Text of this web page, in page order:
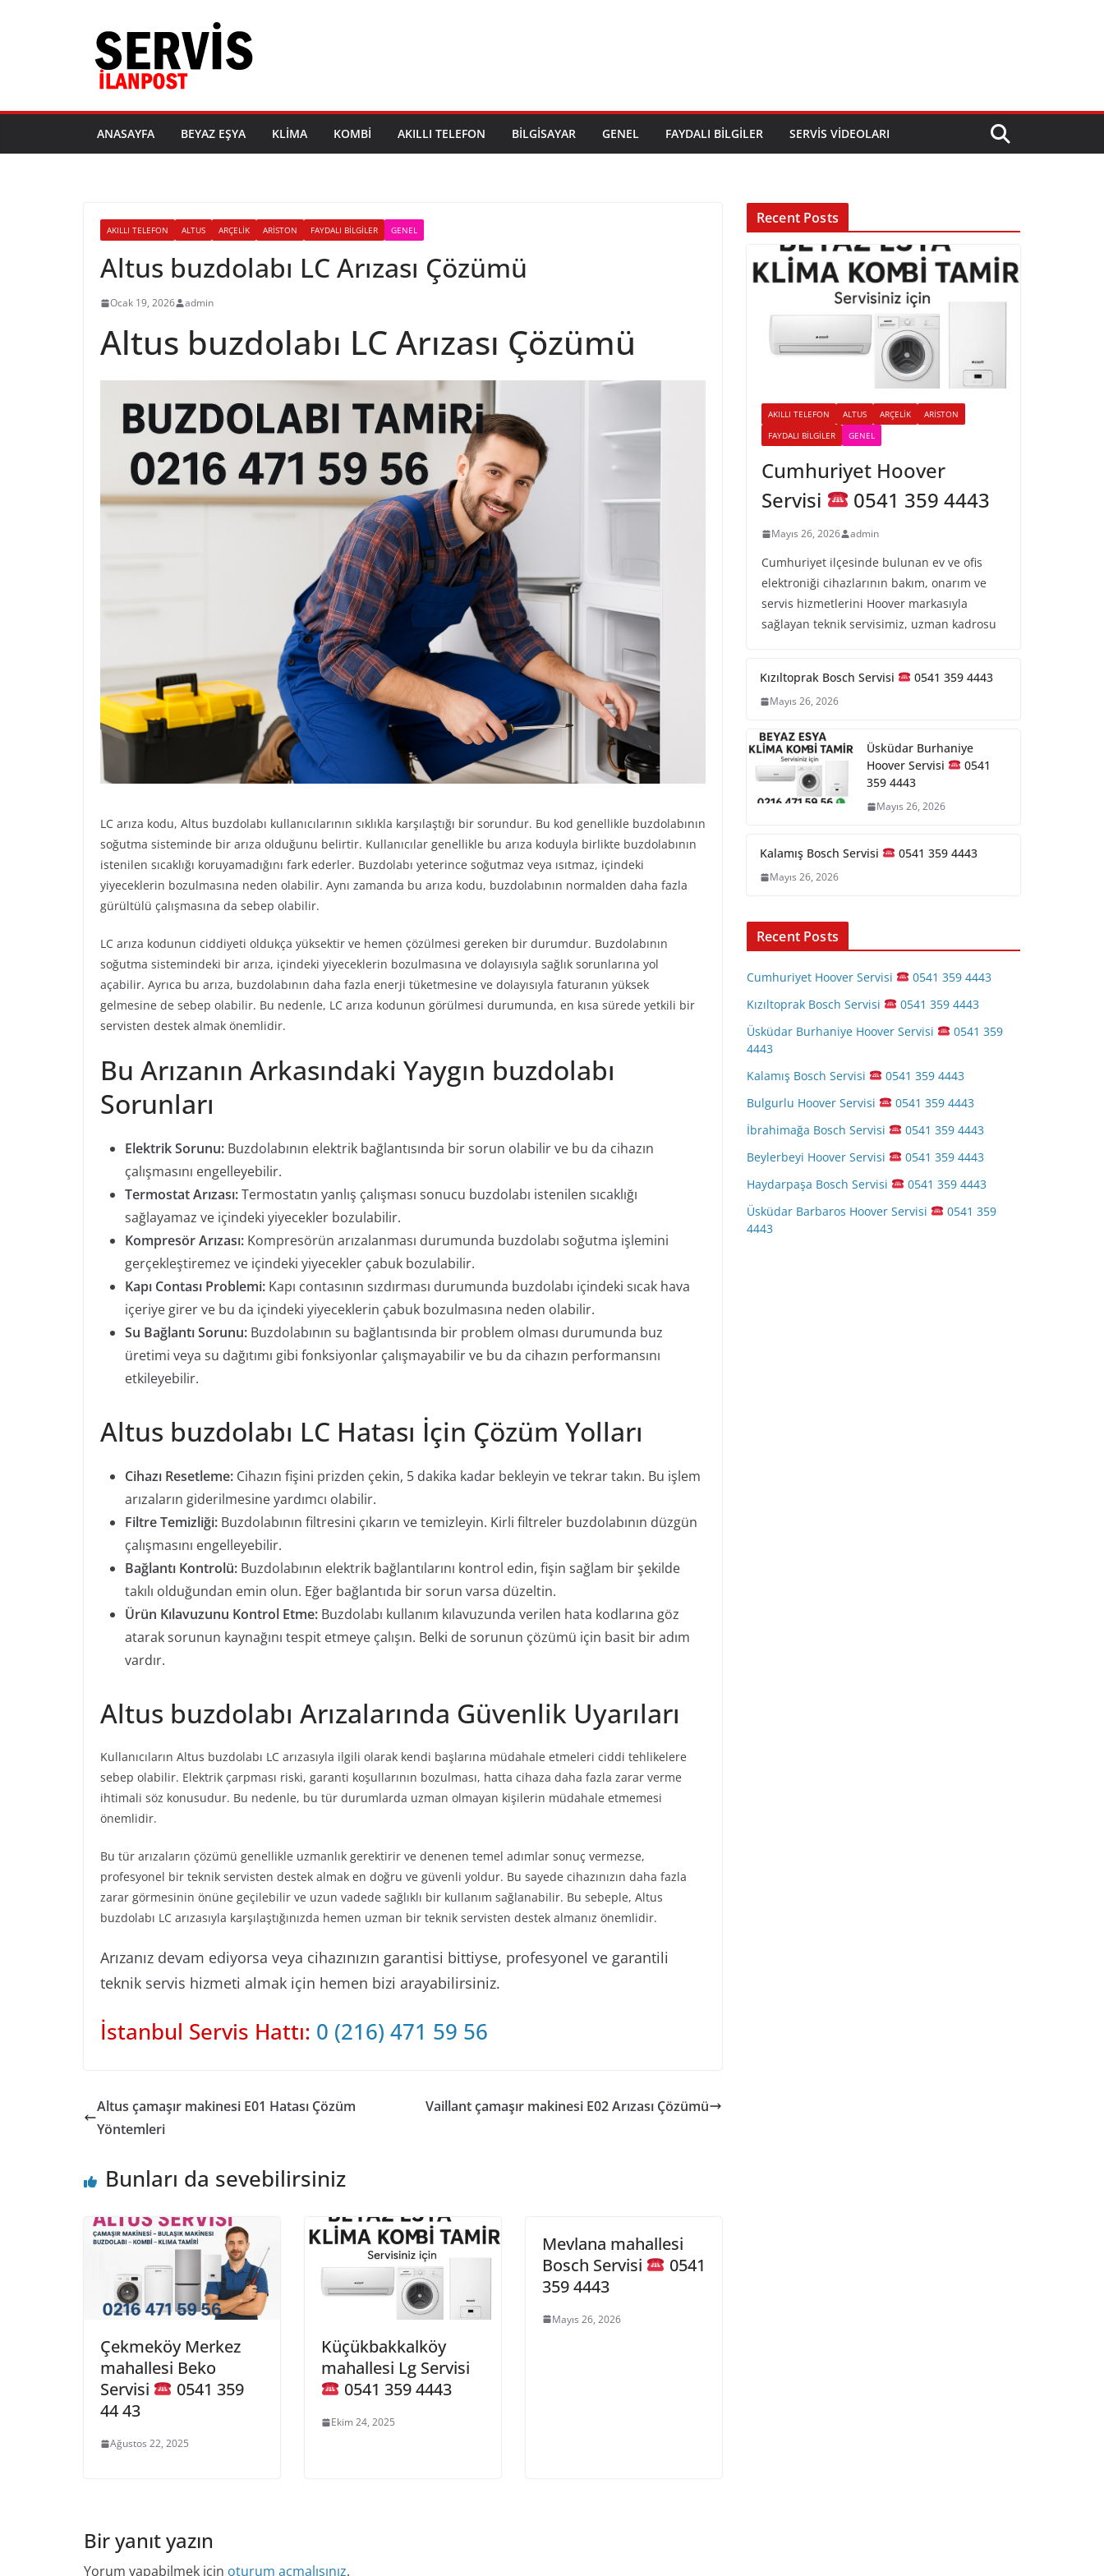
ANASAYFA BEYAZ EŞYA KLIMA KOMBI AKILLI TELEFON BILGISAYAR GENEL FAYDALI BILGILER SERVIS VIDEOLARI
AKILLI TELEFON ALTUS ARÇELIK ARISTON FAYDALI BILGILER GENEL
Altus buzdolabı LC Arızası Çözümü
Ocak 19, 2026 admin
Altus buzdolabı LC Arızası Çözümü
LC arıza kodu, Altus buzdolabı kullanıcılarının sıklıkla karşılaştığı bir sorundur. Bu kod genellikle buzdolabının
soğutma sisteminde bir arıza olduğunu belirtir. Kullanıcılar genellikle bu arıza koduyla birlikte buzdolabının
istenilen sıcaklığı koruyamadığını fark ederler. Buzdolabı yeterince soğutmaz veya ısıtmaz, içindeki
yiyeceklerin bozulmasına neden olabilir. Aynı zamanda bu arıza kodu, buzdolabının normalden daha fazla
gürültülü çalışmasına da sebep olabilir.
LC arıza kodunun ciddiyeti oldukça yüksektir ve hemen çözülmesi gereken bir durumdur. Buzdolabının
soğutma sistemindeki bir arıza, içindeki yiyeceklerin bozulmasına ve dolayısıyla sağlık sorunlarına yol
açabilir. Ayrıca bu arıza, buzdolabının daha fazla enerji tüketmesine ve dolayısıyla faturanın yüksek
gelmesine de sebep olabilir. Bu nedenle, LC arıza kodunun görülmesi durumunda, en kısa sürede yetkili bir
servisten destek almak önemlidir.
Bu Arızanın Arkasındaki Yaygın buzdolabı
Sorunları
Elektrik Sorunu: Buzdolabının elektrik bağlantısında bir sorun olabilir ve bu da cihazın
çalışmasını engelleyebilir.
Termostat Arızası:Termostatın yanlış çalışması sonucu buzdolabı istenilen sıcaklığı
sağlayamaz ve içindeki yiyecekler bozulabilir.
Kompresör Arızası: Kompresörün arızalanması durumunda buzdolabı soğutma işlemini
gerçekleştiremez ve içindeki yiyecekler çabuk bozulabilir.
Kapı Contası Problemi: Kapı contasının sızdırması durumunda buzdolabı içindeki sıcak hava
içeriye girer ve bu da içindeki yiyeceklerin çabuk bozulmasına neden olabilir.
Su Bağlantı Sorunu: Buzdolabının su bağlantısında bir problem olması durumunda buz
üretimi veya su dağıtımı gibi fonksiyonlar çalışmayabilir ve bu da cihazın performansını
etkileyebilir.
Altus buzdolabı LC Hatası İçin Çözüm Yolları
Cihazı Resetleme: Cihazın fişini prizden çekin, 5 dakika kadar bekleyin ve tekrar takın. Bu işlem
arızaların giderilmesine yardımcı olabilir.
Filtre Temizliği: Buzdolabının filtresini çıkarın ve temizleyin. Kirli filtreler buzdolabının düzgün
çalışmasını engelleyebilir.
Bağlantı Kontrolü: Buzdolabının elektrik bağlantılarını kontrol edin, fişin sağlam bir şekilde
takılı olduğundan emin olun. Eğer bağlantıda bir sorun varsa düzeltin.
Ürün Kılavuzunu Kontrol Etme: Buzdolabı kullanım kılavuzunda verilen hata kodlarına göz
atarak sorunun kaynağını tespit etmeye çalışın. Belki de sorunun çözümü için basit bir adım
vardır.
Altus buzdolabı Arızalarında Güvenlik Uyarıları
Kullanıcıların Altus buzdolabı LC arızasıyla ilgili olarak kendi başlarına müdahale etmeleri ciddi tehlikelere
sebep olabilir. Elektrik çarpması riski, garanti koşullarının bozulması, hatta cihaza daha fazla zarar verme
ihtimali söz konusudur. Bu nedenle, bu tür durumlarda uzman olmayan kişilerin müdahale etmemesi
önemlidir.
Bu tür arızaların çözümü genellikle uzmanlık gerektirir ve denenen temel adımlar sonuç vermezse,
profesyonel bir teknik servisten destek almak en doğru ve güvenli yoldur. Bu sayede cihazınızın daha fazla
zarar görmesinin önüne geçilebilir ve uzun vadede sağlıklı bir kullanım sağlanabilir. Bu sebeple, Altus
buzdolabı LC arızasıyla karşılaştığınızda hemen uzman bir teknik servisten destek almanız önemlidir.
Arızanız devam ediyorsa veya cihazınızın garantisi bittiyse, profesyonel ve garantili
teknik servis hizmeti almak için hemen bizi arayabilirsiniz.
İstanbul Servis Hattı: 0 (216) 471 59 56
Altus çamaşır makinesi E01 Hatası Çözüm
Yöntemleri
Vaillant çamaşır makinesi E02 Arızası Çözümü
Bunları da sevebilirsiniz
Çekmeköy Merkez
mahallesi Beko
Servisi
0541 359
44 43
Ağustos 22, 2025
Küçükbakkalköy
mahallesi Lg Servisi
0541 359 4443
Ekim 24, 2025
Mevlana mahallesi
Bosch Servisi
0541
359 4443
Mayıs 26, 2026
Bir yanıt yazın
Yorum yapabilmek için oturum açmalısınız.
Recent Posts
AKILLI TELEFON ALTUS ARÇELIK
ARISTON
FAYDALI BILGILER
GENEL
Cumhuriyet Hoover
Servisi
0541 359 4443
Mayıs 26, 2026 admin
Cumhuriyet ilçesinde bulunan ev ve ofis
elektroniği cihazlarının bakım, onarım ve
servis hizmetlerini Hoover markasıyla
sağlayan teknik servisimiz, uzman kadrosu
Kızıltoprak Bosch Servisi 0541 359 4443
Mayıs 26, 2026
Üsküdar Burhaniye
Hoover Servisi
0541
359 4443
Mayıs 26, 2026
Kalamış Bosch Servisi 0541 359 4443
Mayıs 26, 2026
Recent Posts
Cumhuriyet Hoover Servisi
0541 359 4443
Kızıltoprak Bosch Servisi
0541 359 4443
Üsküdar Burhaniye Hoover Servisi
0541 359
4443
Kalamış Bosch Servisi
0541 359 4443
Bulgurlu Hoover Servisi
0541 359 4443
İbrahimağa Bosch Servisi
0541 359 4443
Beylerbeyi Hoover Servisi
0541 359 4443
Haydarpaşa Bosch Servisi
0541 359 4443
Üsküdar Barbaros Hoover Servisi
0541 359
4443